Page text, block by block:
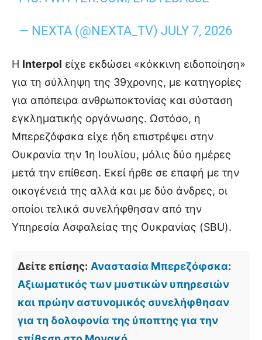
— NEXTA (@NEXTA_TV)JULY 7, 2026
Η Interpol είχε εκδώσει «κόκκινη ειδοποίηση»
για τη σύλληψη της 39χρονης, με κατηγορίες
για απόπειρα ανθρωποκτονίας και σύσταση
εγκληματικής οργάνωσης. Ωστόσο, η
Μπερεζόφσκα είχε ήδη επιστρέψει στην
Ουκρανία την 1η Ιουλίου, μόλις δύο ημέρες
μετά την επίθεση. Εκεί ήρθε σε επαφή με την
οικογένειά της αλλά και με δύο άνδρες, οι
οποίοι τελικά συνελήφθησαν από την
Υπηρεσία Ασφαλείας της Ουκρανίας (SBU).
Δείτε επίσης: Αναστασία Μπερεζόφσκα:
Αξιωματικός των μυστικών υπηρεσιών
και πρώην αστυνομικός συνελήφθησαν
για τη δολοφονία της ύποπτης για την